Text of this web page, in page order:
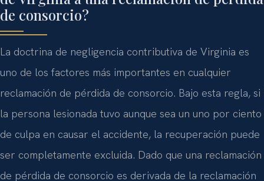
de consorcio?
La doctrina de negligencia contributiva de Virginia es
uno de los factores más importantes en cualquier
reclamación de pérdida de consorcio. Bajo esta regla, si
la persona lesionada tuvo aunque sea un uno por ciento
de culpa en causar el accidente, la recuperación puede
ser completamente excluida. Dado que una reclamación
de pérdida de consorcio es derivada de la reclamación